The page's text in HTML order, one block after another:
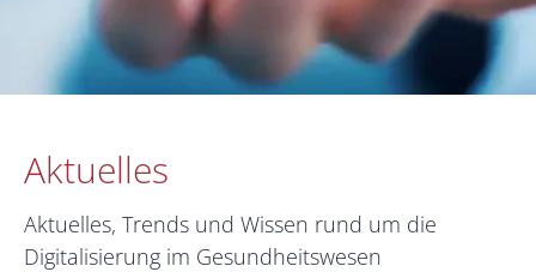
Aktuelles
Aktuelles, Trends und Wissen rund um die
Digitalisierung im Gesundheitswesen